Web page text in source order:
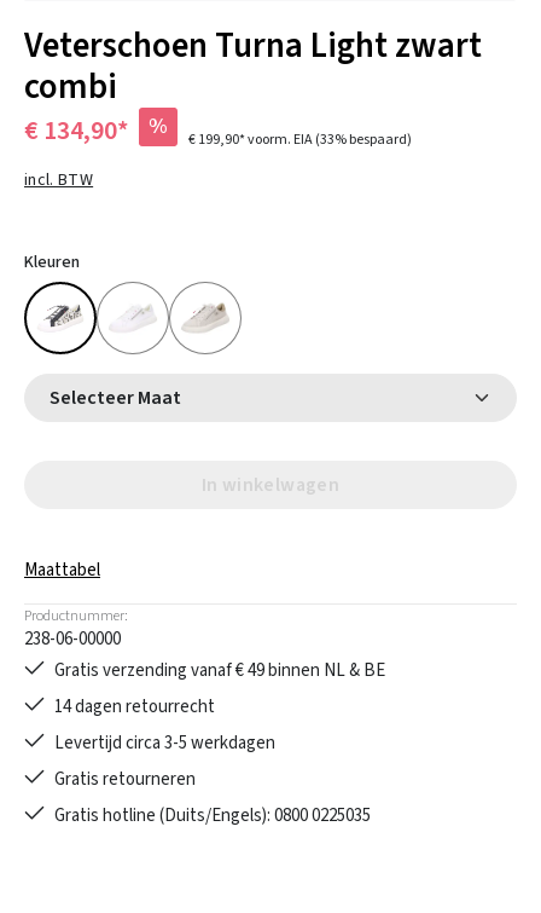
Veterschoen Turna Light zwart
combi
€ 134,90* % € 199,90*voorm. EIA(33% bespaard)
incl. BTW
Kleuren
Selecteer Maat
In winkelwagen
Maattabel
Productnummer:
238-06-00000
Gratis verzending vanaf € 49 binnen NL & BE
14 dagen retourrecht
Levertijd circa 3-5 werkdagen
Gratis retourneren
Gratis hotline (Duits/Engels): 0800 0225035